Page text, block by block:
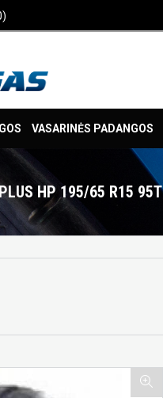
)
VASARINĖS PADANGOS
HP 195/65 R15 95T